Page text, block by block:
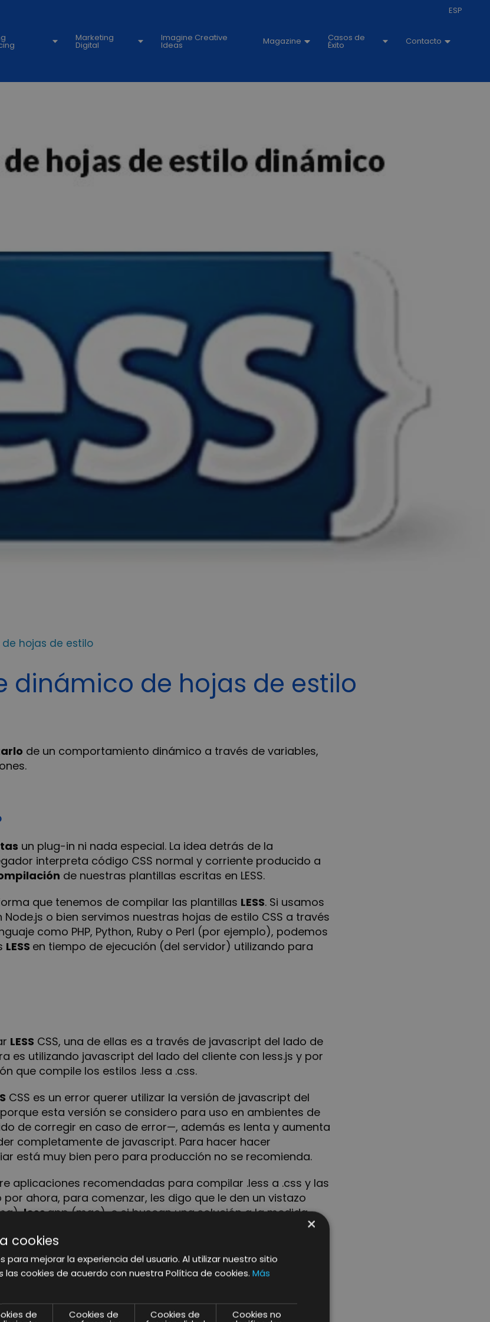
Marketing
Digital
Imagine Creative
Ideas Magazine Casos de
Éxito Contacto
ESP
de hojas de estilo
dinámico de hojas de estilo
de un comportamiento dinámico a través de variables,
un plug-in ni nada especial. La idea detrás de la
interpreta código CSS normal y corriente producido a
de nuestras plantillas escritas en LESS.
que tenemos de compilar las plantillas LESS. Si usamos
o bien servimos nuestras hojas de estilo CSS a través
como PHP, Python, Ruby o Perl (por ejemplo), podemos
LESS en tiempo de ejecución (del servidor) utilizando para
LESS CSS, una de ellas es a través de javascript del lado de
es utilizando javascript del lado del cliente con less.js y por
que compile los estilos .less a .css.
CSS es un error querer utilizar la versión de javascript del
esta versión se considero para uso en ambientes de
de corregir en caso de error—, además es lenta y aumenta
completamente de javascript. Para hacer hacer
está muy bien pero para producción no se recomienda.
aplicaciones recomendadas para compilar .less a .css y las
ahora, para comenzar, les digo que le den un vistazo
less.app (mac), o si buscan una solución a la medida
en tiempo real o creando cache.
×
cookies
para mejorar la experiencia del usuario. Al utilizar nuestro sitio
cookies de acuerdo con nuestra Política de cookies. Más
de Cookies de Cookies de Cookies no